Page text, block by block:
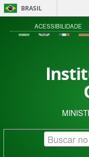
BRASIL
ACESSIBILIDADE